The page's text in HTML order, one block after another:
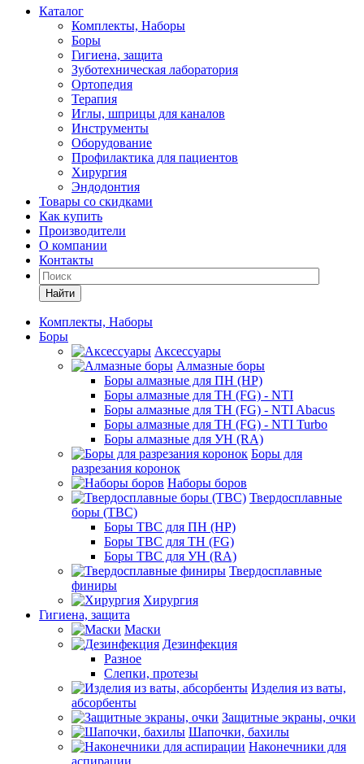
Каталог
Комплекты, Наборы
Боры
Гигиена, защита
Зуботехническая лаборатория
Ортопедия
Терапия
Иглы, шприцы для каналов
Инструменты
Оборудование
Профилактика для пациентов
Хирургия
Эндодонтия
Товары со скидками
Как купить
Производители
О компании
Контакты
Найти
Комплекты, Наборы
Боры
Аксессуары
Алмазные боры
Боры алмазные для ПН (HP)
Боры алмазные для ТН (FG) - NTI
Боры алмазные для ТН (FG) - NTI Abacus
Боры алмазные для ТН (FG) - NTI Turbo
Боры алмазные для УН (RA)
Боры для
разрезания коронок
Наборы боров
Твердосплавные
боры (ТВС)
Боры ТВС для ПН (HP)
Боры ТВС для ТН (FG)
Боры ТВС для УН (RA)
Твердосплавные
финиры
Хирургия
Гигиена, защита
Маски
Дезинфекция
Разное
Слепки, протезы
Изделия из ваты,
абсорбенты
Защитные экраны, очки
Шапочки, бахилы
Наконечники для
аспирации